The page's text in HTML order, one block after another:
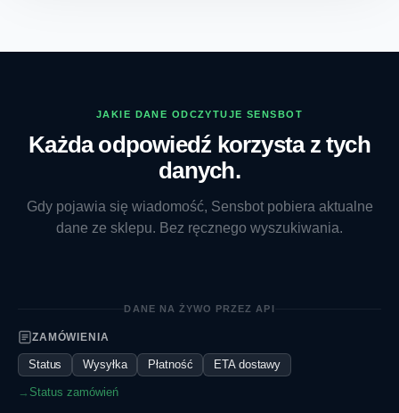
JAKIE DANE ODCZYTUJE SENSBOT
Każda odpowiedź korzysta z tych
danych.
Gdy pojawia się wiadomość, Sensbot pobiera aktualne
dane ze sklepu. Bez ręcznego wyszukiwania.
DANE NA ŻYWO PRZEZ API
ZAMÓWIENIA
Status Wysyłka Płatność ETA dostawy
→ Status zamówień